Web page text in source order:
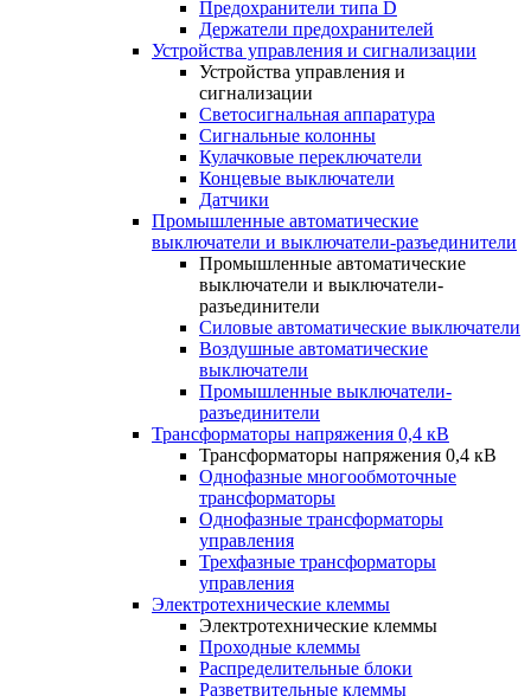
Предохранители типа D
Держатели предохранителей
Устройства управления и сигнализации
Устройства управления и
сигнализации
Светосигнальная аппаратура
Сигнальные колонны
Кулачковые переключатели
Концевые выключатели
Датчики
Промышленные автоматические
выключатели и выключатели-разъединители
Промышленные автоматические
выключатели и выключатели-
разъединители
Силовые автоматические выключатели
Воздушные автоматические
выключатели
Промышленные выключатели-
разъединители
Трансформаторы напряжения 0,4 кВ
Трансформаторы напряжения 0,4 кВ
Однофазные многообмоточные
трансформаторы
Однофазные трансформаторы
управления
Трехфазные трансформаторы
управления
Электротехнические клеммы
Электротехнические клеммы
Проходные клеммы
Распределительные блоки
Разветвительные клеммы